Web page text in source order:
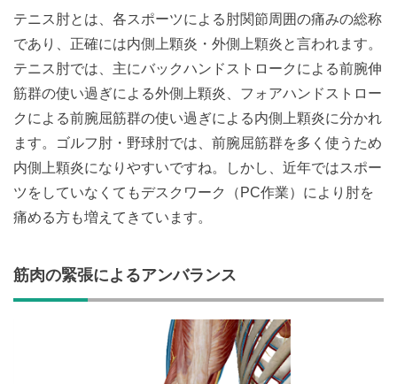
テニス肘とは、各スポーツによる肘関節周囲の痛みの総称
であり、正確には内側上顆炎・外側上顆炎と言われます。
テニス肘では、主にバックハンドストロークによる前腕伸
筋群の使い過ぎによる外側上顆炎、フォアハンドストロー
クによる前腕屈筋群の使い過ぎによる内側上顆炎に分かれ
ます。ゴルフ肘・野球肘では、前腕屈筋群を多く使うため
内側上顆炎になりやすいですね。しかし、近年ではスポー
ツをしていなくてもデスクワーク（PC作業）により肘を
痛める方も増えてきています。
筋肉の緊張によるアンバランス